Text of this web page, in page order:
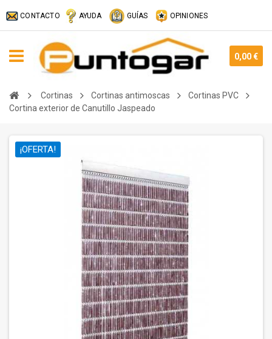
CONTACTO AYUDA GUÍAS OPINIONES
0,00 €
Cortinas Cortinas antimoscas
Cortinas PVC
Cortina exterior de Canutillo Jaspeado
¡OFERTA!